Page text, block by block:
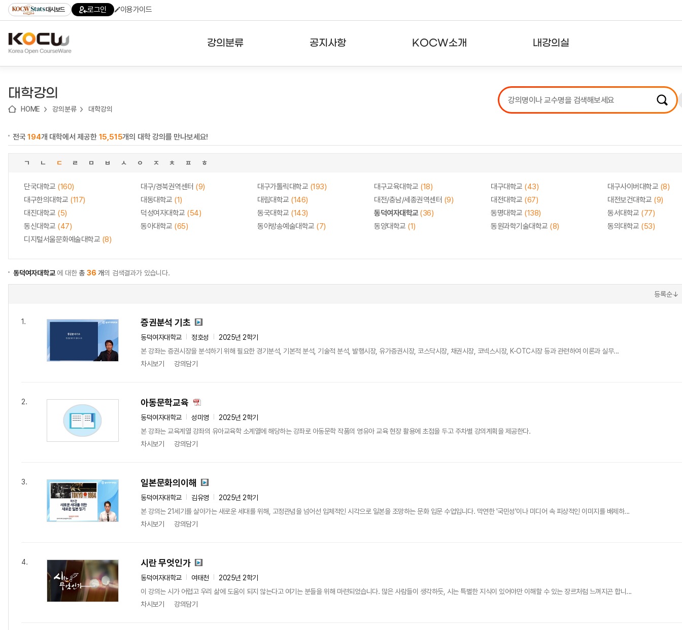
기
기
기
content)
가
대시보드 로그인 이용가이드
강의분류 공지사항 KOCW소개 내강의실
강의리스트
수강확인증강의
대학강의
HOME 강의분류 대학강의
전국194개 대학에서 제공한 15,515개의 대학 강의를 만나보세요!
ㄱ ㄴ ㄷ ㄹ ㅁ ㅂ ㅅ ㅇ ㅈ ㅊ ㅍ ㅎ
단국대학교 (160) 대구/경북권역센터 (9) 대구가톨릭대학교 (193) 대구교육대학교 (18) 대구대학교 (43) 대구사이버대학교 (8)
대구한의대학교 (117) 대동대학교 (1) 대림대학교 (146) 대전/충남/세종권역센터 (9) 대전대학교 (67) 대전보건대학교 (9)
대진대학교 (5) 덕성여자대학교 (54) 동국대학교 (143) 동덕여자대학교(36) 동명대학교 (138) 동서대학교 (77)
동신대학교 (47) 동아대학교 (65) 동아방송예술대학교 (7) 동양대학교 (1) 동원과학기술대학교 (8) 동의대학교 (53)
디지털서울문화예술대학교 (8)
동덕여자대학교에 대한총36 개의 검색결과가 있습니다.
등록순↓
1. 증권분석 기초
동덕여자대학교 정호성
2025년 2학기
본 강좌는 증권시장을 분석하기 위해 필요한 경기분석, 기본적 분석, 기술적 분석, 발행시장, 유가증권시장, 코스닥시장, 채권시장, 코넥스시장, K-OTC시장 등과 관련하여 이론과 실무...
차시보기
강의담기
2. 아동문학교육
동덕여자대학교 성미영
2025년 2학기
본 강좌는 교육계열 강좌의 유아교육학 소계열에 해당하는 강좌로 아동문학 작품의 영유아 교육 현장 활용에 초점을 두고 주차별 강의계획을 제공한다.
차시보기
강의담기
3. 일본문화의이해
동덕여자대학교 김유영
2025년 2학기
본 강의는 21세기를 살아가는 새로운 세대를 위해, 고정관념을 넘어선 입체적인 시각으로 일본을 조망하는 문화 입문 수업입니다. 막연한 '국민성'이나 미디어 속 피상적인 이미지를 배제하...
차시보기
강의담기
4. 시란 무엇인가
동덕여자대학교 여태천
2025년 2학기
이 강의는 시가 어렵고 우리 삶에 도움이 되지 않는다고 여기는 분들을 위해 마련되었습니다. 많은 사람들이 생각하듯, 시는 특별한 지식이 있어야만 이해할 수 있는 장르처럼 느껴지곤 합니...
차시보기
강의담기